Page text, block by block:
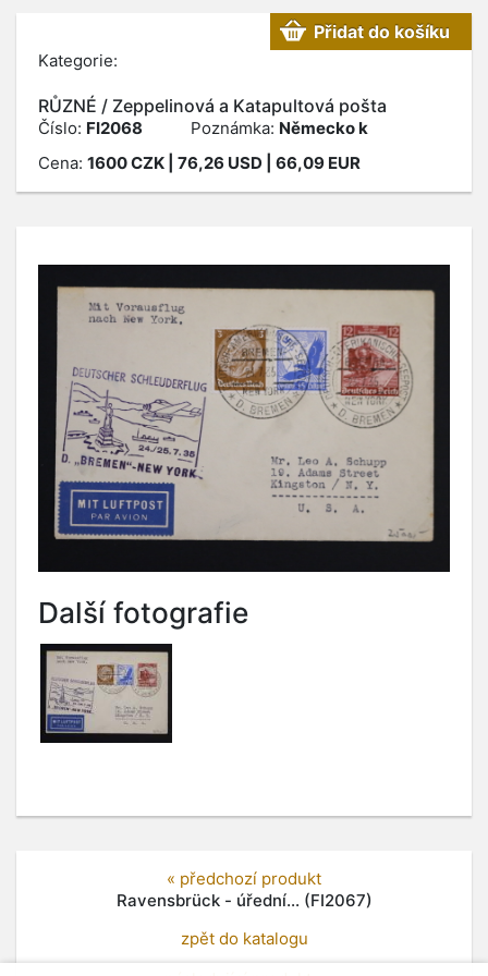
Kategorie:
RŮZNÉ / Zeppelinová a Katapultová pošta
Přidat do košíku
Číslo: FI2068 Poznámka: Německo k
Cena: 1600CZK | 76,26 USD | 66,09 EUR
Další fotografie
« předchozí produkt
Ravensbrück - úřední... (FI2067)
zpět do katalogu